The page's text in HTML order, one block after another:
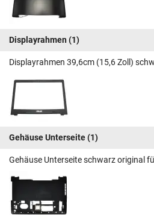
Displayrahmen (1)
Displayrahmen 39,6cm (15,6 Zoll)
Gehäuse Unterseite(1)
Gehäuse Unterseite schwarz original